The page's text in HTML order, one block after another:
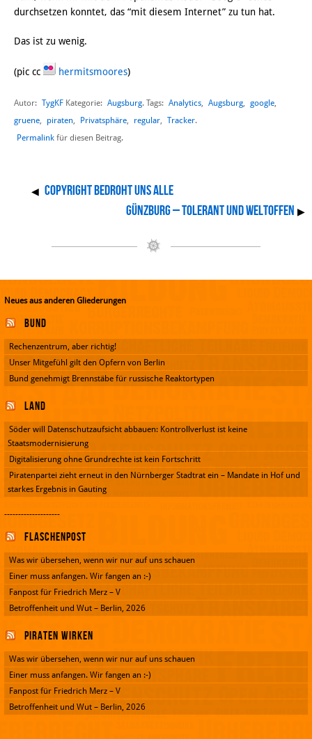
durchsetzen konntet, das “mit diesem Internet” zu tun hat.
Das ist zu wenig.
(pic cc hermitsmoores)
Autor: TygKF Kategorie: Augsburg. Tags: Analytics, Augsburg, google,
gruene, piraten, Privatsphäre, regular, Tracker.
Permalink für diesen Beitrag.
◀ Copyright bedroht uns alle
Günzburg – tolerant und weltoffen ▶
Neues aus anderen Gliederungen
Bund
Rechenzentrum, aber richtig!
Unser Mitgefühl gilt den Opfern von Berlin
Bund genehmigt Brennstäbe für russische Reaktortypen
Land
Söder will Datenschutzaufsicht abbauen: Kontrollverlust ist keine
Staatsmodernisierung
Digitalisierung ohne Grundrechte ist kein Fortschritt
Piratenpartei zieht erneut in den Nürnberger Stadtrat ein – Mandate in Hof und
starkes Ergebnis in Gauting
--------------------
Flaschenpost
Was wir übersehen, wenn wir nur auf uns schauen
Einer muss anfangen. Wir fangen an :-)
Fanpost für Friedrich Merz – V
Betroffenheit und Wut – Berlin, 2026
Piraten wirken
Was wir übersehen, wenn wir nur auf uns schauen
Einer muss anfangen. Wir fangen an :-)
Fanpost für Friedrich Merz – V
Betroffenheit und Wut – Berlin, 2026